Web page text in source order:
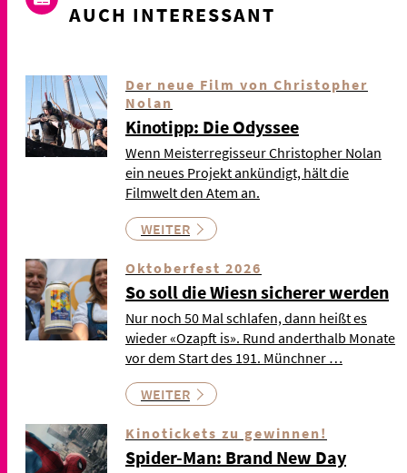
AUCH INTERESSANT
Der neue Film von Christopher
Nolan
Kinotipp: Die Odyssee
Wenn Meisterregisseur Christopher Nolan
ein neues Projekt ankündigt, hält die
Filmwelt den Atem an.
WEITER
Oktoberfest 2026
So soll die Wiesn sicherer werden
Nur noch 50 Mal schlafen, dann heißt es
wieder «Ozapft is». Rund anderthalb Monate
vor dem Start des 191. Münchner …
WEITER
Kinotickets zu gewinnen!
Spider-Man: Brand New Day